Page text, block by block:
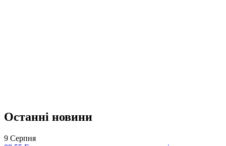
Останні новини
9 Серпня